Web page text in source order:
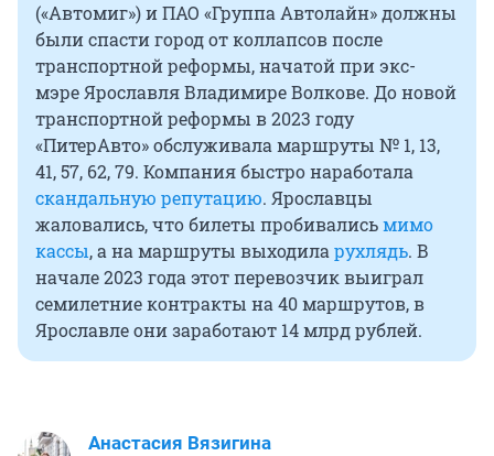
(«Автомиг») и ПАО «Группа Автолайн» должны
были спасти город от коллапсов после
транспортной реформы, начатой при экс-
мэре Ярославля Владимире Волкове. До новой
транспортной реформы в 2023 году
«ПитерАвто» обслуживала маршруты № 1, 13,
41, 57, 62, 79. Компания быстро наработала
скандальную репутацию. Ярославцы
жаловались, что билеты пробивалисьмимо
кассы, а на маршруты выходиларухлядь. В
начале 2023 года этот перевозчик выиграл
семилетние контракты на 40 маршрутов, в
Ярославле они заработают 14 млрд рублей.
Анастасия Вязигина